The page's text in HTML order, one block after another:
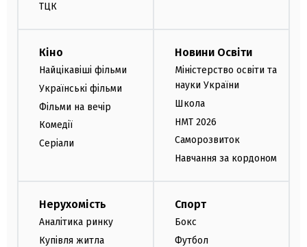
ТЦК
Кіно
Найцікавіші фільми
Українські фільми
Фільми на вечір
Комедії
Серіали
Новини Освіти
Міністерство освіти та
науки України
Школа
НМТ 2026
Саморозвиток
Навчання за кордоном
Нерухомість
Аналітика ринку
Купівля житла
Спорт
Бокс
Футбол